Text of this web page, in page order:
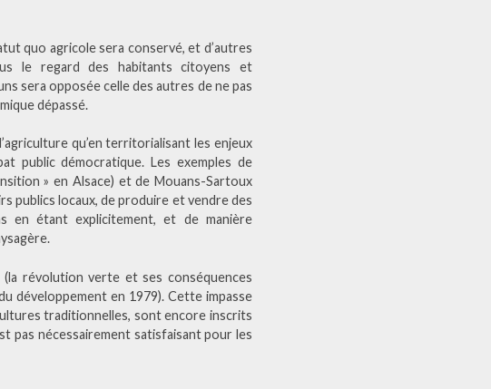
quo agricole sera conservé, et d’autres
le regard des habitants citoyens et
sera opposée celle des autres de ne pas
dépassé.
qu’en territorialisant les enjeux
public démocratique. Les exemples de
» en Alsace) et de Mouans-Sartoux
publics locaux, de produire et vendre des
en étant explicitement, et de manière
révolution verte et ses conséquences
développement en 1979). Cette impasse
traditionnelles, sont encore inscrits
pas nécessairement satisfaisant pour les